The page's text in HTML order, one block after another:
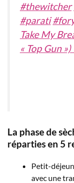
#thewitcher
#parati
Take My
« Top Gun
La phase de
réparties en 5
Petit-
avec une